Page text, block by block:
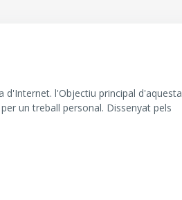
d'Internet. l'Objectiu principal d'aquesta
un treball personal. Dissenyat pels